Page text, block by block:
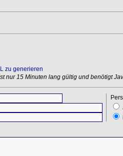
zu generieren
nur 15 Minuten lang gültig und benötigt